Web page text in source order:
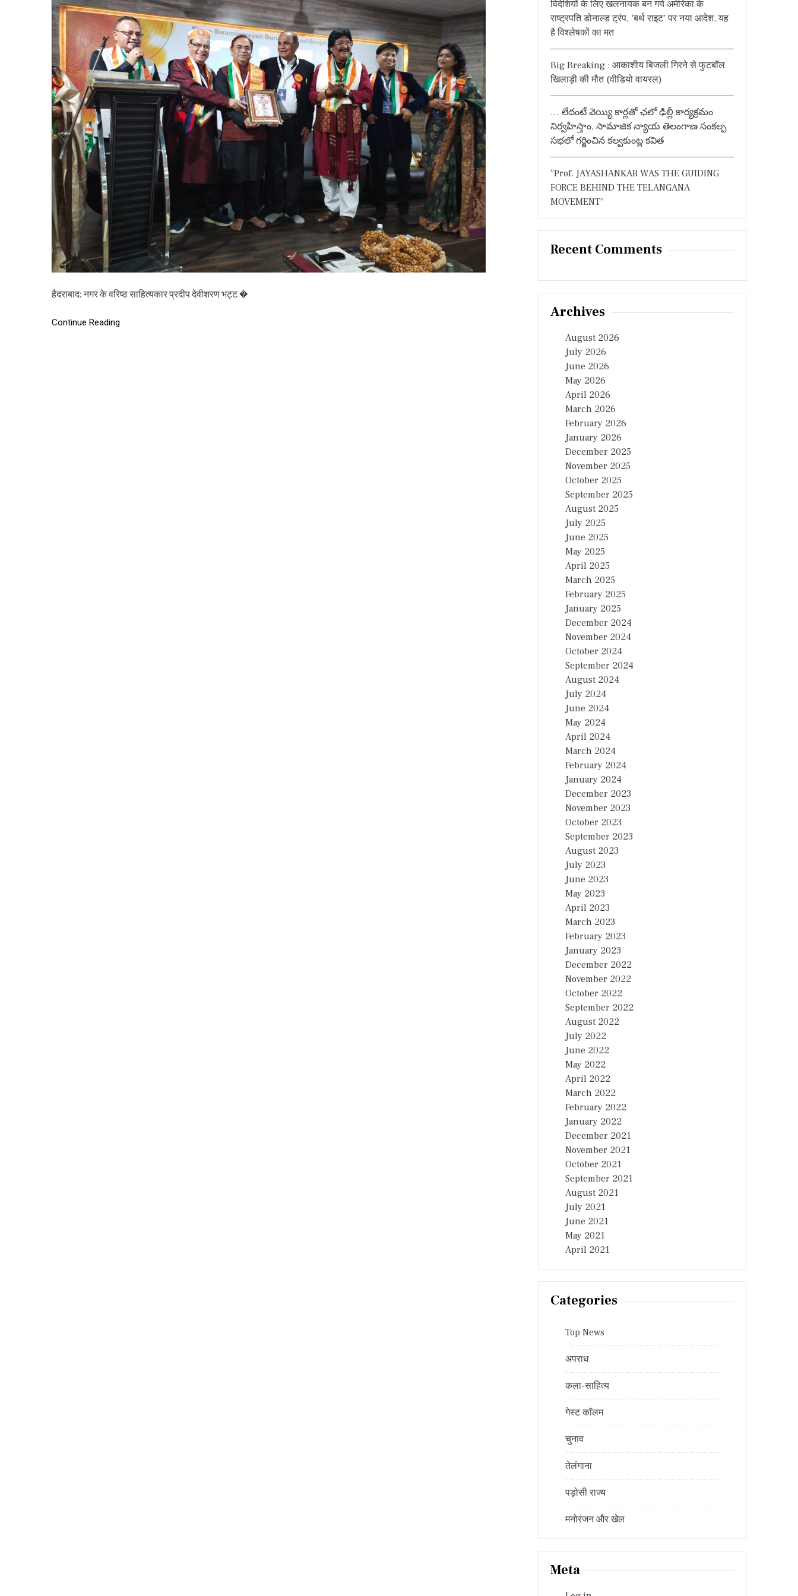
हि
त्य
का
र
प्र
दी
दे
वी
श
र
ण
भ
स्त
क
‘
अ
स
लि
त
में
हैदराबाद: नगर के वरिष्ठ साहित्यकार प्रदीप देवीशरण भट्ट �
Continue Reading
विदेशियों के लिए खलनायक बन गये अमेरिका के
राष्ट्रपति डोनाल्ड ट्रंप, ‘बर्थ राइट’ पर नया आदेश, यह
है विश्लेषकों का मत
Big Breaking : आकाशीय बिजली गिरने से फुटबॉल
खिलाड़ी की मौत (वीडियो वायरल)
… లేదంటే వెయ్యి కార్లతో ఛలో ఢిల్లీ కార్యక్రమం
నిర్వహిస్తాం, సామాజిక న్యాయ తెలంగాణ సంకల్ప
సభలో గర్జించిన కల్వకుంట్ల కవిత
“Prof. JAYASHANKAR WAS THE GUIDING
FORCE BEHIND THE TELANGANA
MOVEMENT”
Recent Comments
Archives
August 2026
July 2026
June 2026
May 2026
April 2026
March 2026
February 2026
January 2026
December 2025
November 2025
October 2025
September 2025
August 2025
July 2025
June 2025
May 2025
April 2025
March 2025
February 2025
January 2025
December 2024
November 2024
October 2024
September 2024
August 2024
July 2024
June 2024
May 2024
April 2024
March 2024
February 2024
January 2024
December 2023
November 2023
October 2023
September 2023
August 2023
July 2023
June 2023
May 2023
April 2023
March 2023
February 2023
January 2023
December 2022
November 2022
October 2022
September 2022
August 2022
July 2022
June 2022
May 2022
April 2022
March 2022
February 2022
January 2022
December 2021
November 2021
October 2021
September 2021
August 2021
July 2021
June 2021
May 2021
April 2021
Categories
Top News
अपराध
कला-साहित्य
गेस्ट कॉलम
चुनाव
तेलंगाना
पड़ोसी राज्य
मनोरंजन और खेल
Meta